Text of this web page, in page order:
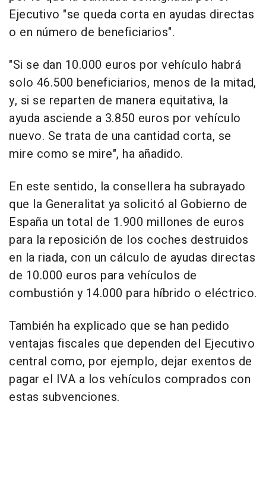
Ejecutivo "se queda corta en ayudas directas
o en número de beneficiarios".
"Si se dan 10.000 euros por vehículo habrá
solo 46.500 beneficiarios, menos de la mitad,
y, si se reparten de manera equitativa, la
ayuda asciende a 3.850 euros por vehículo
nuevo. Se trata de una cantidad corta, se
mire como se mire", ha añadido.
En este sentido, la consellera ha subrayado
que la Generalitat ya solicitó al Gobierno de
España un total de 1.900 millones de euros
para la reposición de los coches destruidos
en la riada, con un cálculo de ayudas directas
de 10.000 euros para vehículos de
combustión y 14.000 para híbrido o eléctrico.
También ha explicado que se han pedido
ventajas fiscales que dependen del Ejecutivo
central como, por ejemplo, dejar exentos de
pagar el IVA a los vehículos comprados con
estas subvenciones.